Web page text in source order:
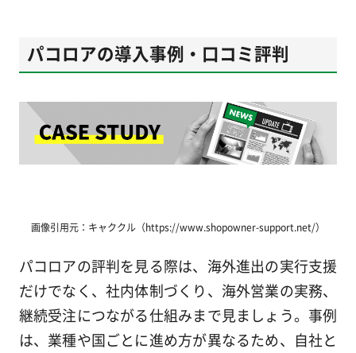
パコロアの導入事例・口コミ評判
画像引用元：キャククル（https://www.shopowner-support.net/）
パコロアの評判を見る際は、海外進出の実行支援
だけでなく、社内体制づくり、海外営業の実務、
継続受注につながる仕組みまで見ましょう。事例
は、業種や国ごとに進め方が異なるため、自社と